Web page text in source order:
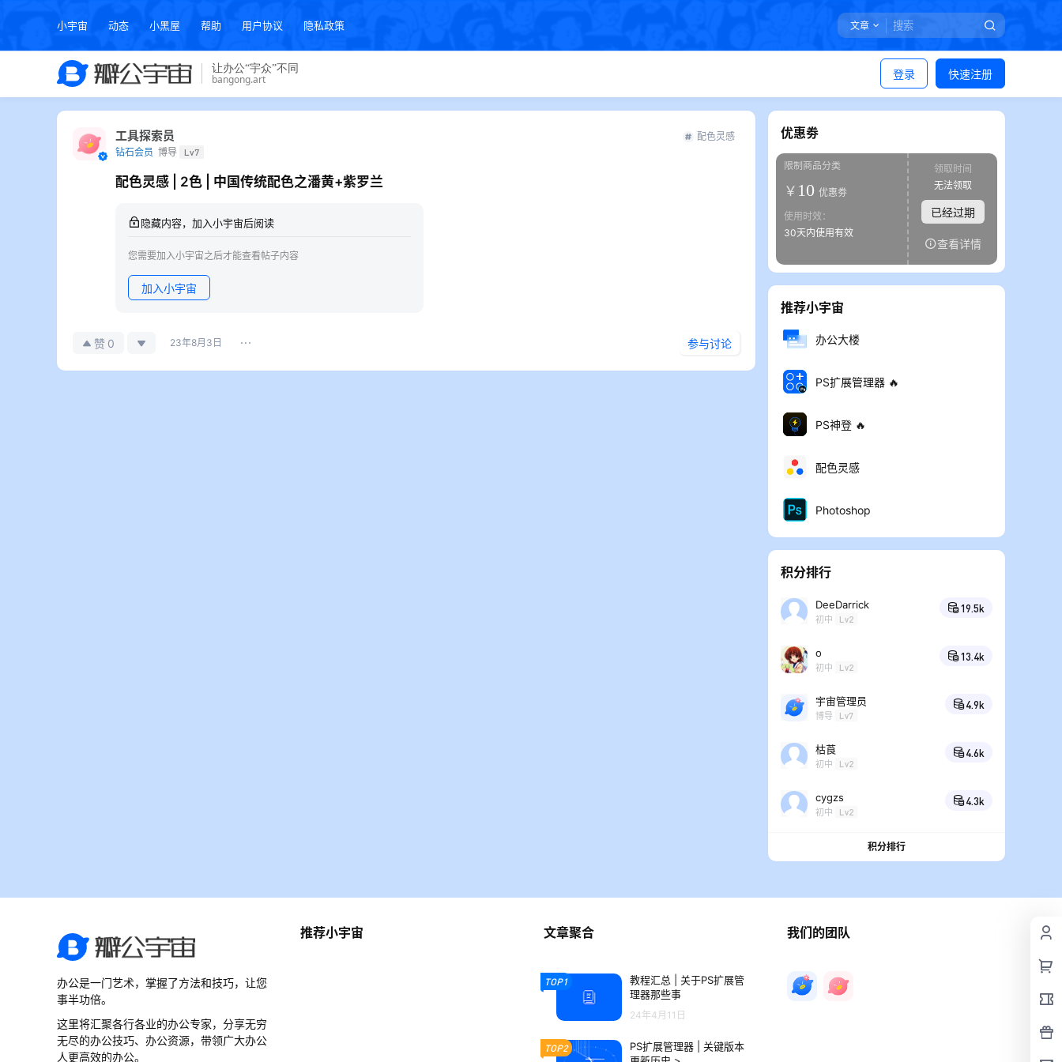
小宇宙 动态 小黑屋 帮助 用户协议 隐私政策 文章
登录 快速注册
工具探索员
钻石会员 博导 Lv7
配色灵感
配色灵感 | 2色 | 中国传统配色之潘黄+紫罗兰
隐藏内容，加入小宇宙后阅读
您需要加入小宇宙之后才能查看帖子内容
加入小宇宙
赞 0 23年8月3日 参与讨论
优惠劵
限制商品分类
￥ 10 优惠劵
使用时效：
30天内使用有效
领取时间
无法领取
已经过期
查看详情
推荐小宇宙
办公大楼
PS扩展管理器 🔥
PS神登 🔥
配色灵感
Photoshop
积分排行
DeeDarrick
初中 Lv2
19.5k
o
初中 Lv2
13.4k
宇宙管理员
博导 Lv7
4.9k
枯莨
初中 Lv2
4.6k
cygzs
初中 Lv2
4.3k
积分排行
办公是一门艺术，掌握了方法和技巧，让您
事半功倍。
这里将汇聚各行各业的办公专家，分享无穷
无尽的办公技巧、办公资源，带领广大办公
人更高效的办公。
推荐小宇宙 文章聚合
TOP1
教程汇总 | 关于PS扩展管
理器那些事
24年4月11日
TOP2
PS扩展管理器 | 关键版本
我们的团队